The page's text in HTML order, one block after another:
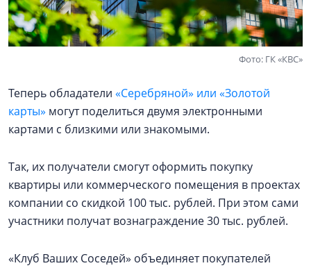
Фото: ГК «КВС»
Теперь обладатели «Серебряной» или «Золотой
карты» могут поделиться двумя электронными
картами с близкими или знакомыми.
Так, их получатели смогут оформить покупку
квартиры или коммерческого помещения в проектах
компании со скидкой 100 тыс. рублей. При этом сами
участники получат вознаграждение 30 тыс. рублей.
«Клуб Ваших Соседей» объединяет покупателей